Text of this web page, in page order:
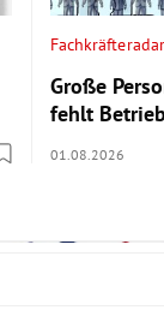
Fachkräfteradar
Große
fehlt
01.08.2026